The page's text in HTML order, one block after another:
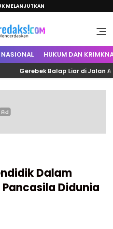
MELANJUTKAN
Redaksi
NASIONAL HUKUM DAN
Gerebek Balap Liar di Jalan
Dalam
Didunia